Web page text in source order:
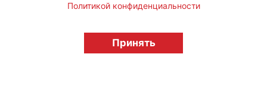
licensingrussia.ru, 2009-2026 12+
Политикой конфиденциальности
Принять